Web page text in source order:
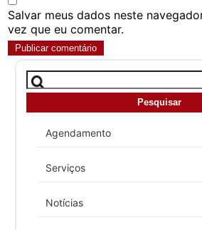
Salvar meus dados neste
vez que eu comentar.
Agendamento
Serviços
Notícias